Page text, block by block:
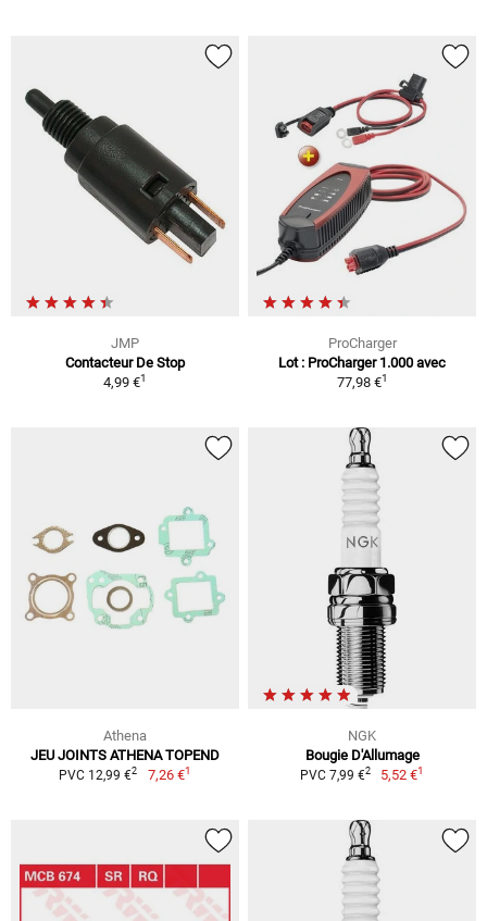
JMP
Contacteur De Stop
4,99 €1
ProCharger
Lot : ProCharger 1.000 avec
77,98 €1
Athena
JEU JOINTS ATHENA TOPEND
PVC 12,99 €2 7,26 €1
NGK
Bougie D'Allumage
PVC 7,99 €2 5,52 €1